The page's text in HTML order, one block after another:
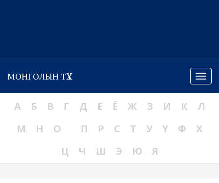
Menu
МОНГОЛЫН ТҮҮХ
А Б В Г Д Е Ё Ж З И К
Л
М
Н О П Р С Т У Ү Ф
Х
Ц
Ч Ш Э Ю Я